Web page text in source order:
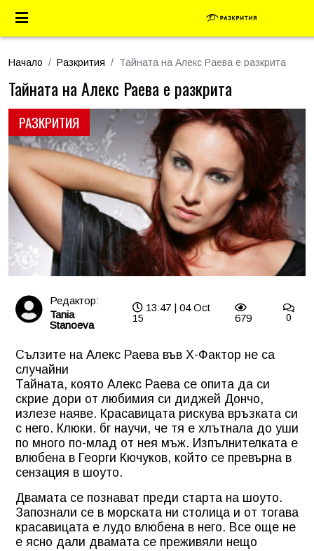
Начало Разкрития Тайната на Алекс Раева е разкрита
РАЗКРИТИЯ
Тайната на Алекс Раева е разкрита
Редактор:
Tania
Stanoeva
13:47 | 04 Oct
15
679 0
Сълзите на Алекс Раева във Х-Фактор не са
случайни
Тайната, която Алекс Раева се опита да си
скрие дори от любимия си диджей Дончо,
излезе наяве. Красавицата рискува връзката си
с него. Клюки. бг научи, че тя е хлътнала до уши
по много по-млад от нея мъж. Изпълнителката е
влюбена в Георги Кючуков, който се превърна в
сензация в шоуто.
Двамата се познават преди старта на шоуто.
Запознали се в морската ни столица и от тогава
красавицата е лудо влюбена в него. Все още не
е ясно дали двамата се преживяли нещо